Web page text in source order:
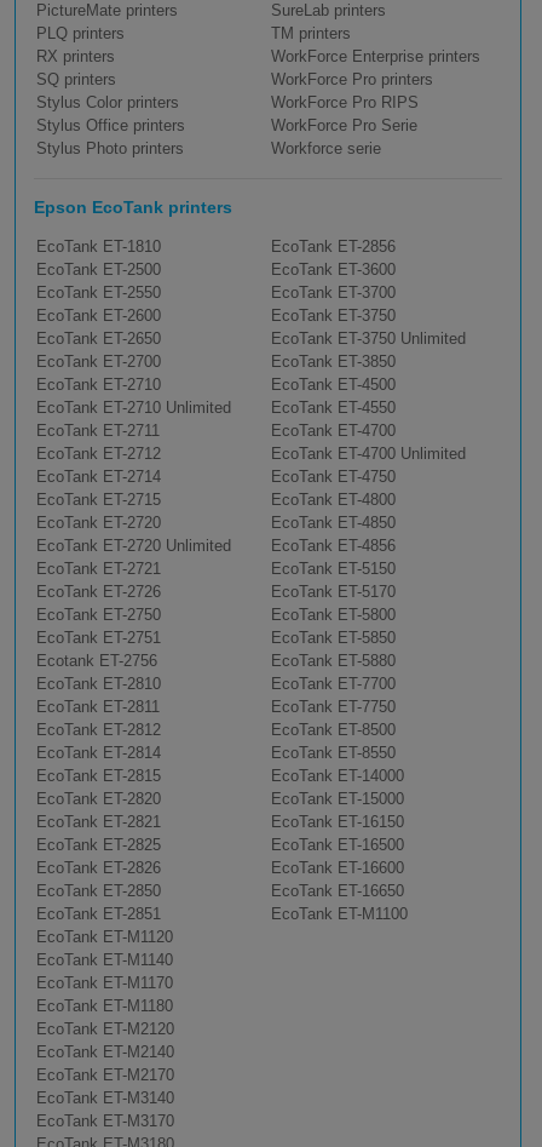
PictureMate printers
PLQ printers
RX printers
SQ printers
Stylus Color printers
Stylus Office printers
Stylus Photo printers
SureLab printers
TM printers
WorkForce Enterprise printers
WorkForce Pro printers
WorkForce Pro RIPS
WorkForce Pro Serie
Workforce serie
Epson EcoTank printers
EcoTank ET-1810
EcoTank ET-2500
EcoTank ET-2550
EcoTank ET-2600
EcoTank ET-2650
EcoTank ET-2700
EcoTank ET-2710
EcoTank ET-2710 Unlimited
EcoTank ET-2711
EcoTank ET-2712
EcoTank ET-2714
EcoTank ET-2715
EcoTank ET-2720
EcoTank ET-2720 Unlimited
EcoTank ET-2721
EcoTank ET-2726
EcoTank ET-2750
EcoTank ET-2751
Ecotank ET-2756
EcoTank ET-2810
EcoTank ET-2811
EcoTank ET-2812
EcoTank ET-2814
EcoTank ET-2815
EcoTank ET-2820
EcoTank ET-2821
EcoTank ET-2825
EcoTank ET-2826
EcoTank ET-2850
EcoTank ET-2851
EcoTank ET-2856
EcoTank ET-3600
EcoTank ET-3700
EcoTank ET-3750
EcoTank ET-3750 Unlimited
EcoTank ET-3850
EcoTank ET-4500
EcoTank ET-4550
EcoTank ET-4700
EcoTank ET-4700 Unlimited
EcoTank ET-4750
EcoTank ET-4800
EcoTank ET-4850
EcoTank ET-4856
EcoTank ET-5150
EcoTank ET-5170
EcoTank ET-5800
EcoTank ET-5850
EcoTank ET-5880
EcoTank ET-7700
EcoTank ET-7750
EcoTank ET-8500
EcoTank ET-8550
EcoTank ET-14000
EcoTank ET-15000
EcoTank ET-16150
EcoTank ET-16500
EcoTank ET-16600
EcoTank ET-16650
EcoTank ET-M1100
EcoTank ET-M1120
EcoTank ET-M1140
EcoTank ET-M1170
EcoTank ET-M1180
EcoTank ET-M2120
EcoTank ET-M2140
EcoTank ET-M2170
EcoTank ET-M3140
EcoTank ET-M3170